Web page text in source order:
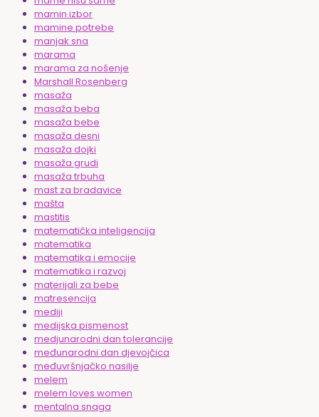
mamin izbor
mamine potrebe
manjak sna
marama
marama za nošenje
Marshall Rosenberg
masaža
masaža beba
masaža bebe
masaža desni
masaža dojki
masaža grudi
masaža trbuha
mast za bradavice
mašta
mastitis
matematička inteligencija
matematika
matematika i emocije
matematika i razvoj
materijali za bebe
matresencija
mediji
medijska pismenost
medjunarodni dan tolerancije
međunarodni dan djevojčica
međuvršnjačko nasilje
melem
melem loves women
mentalna snaga